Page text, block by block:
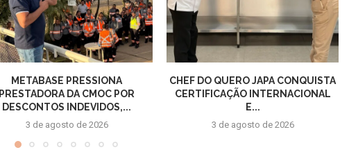
METABASE PRESSIONA
PRESTADORA DA CMOC POR
DESCONTOS INDEVIDOS,...
3 de agosto de 2026
CHEF DO QUERO JAPA CONQUISTA
CERTIFICAÇÃO INTERNACIONAL
E...
3 de agosto de 2026